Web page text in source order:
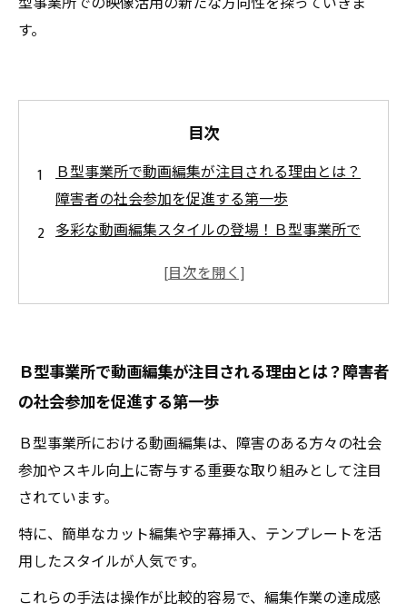
す。
目次
Ｂ型事業所で動画編集が注目される理由とは？
障害者の社会参加を促進する第一歩
多彩な動画編集スタイルの登場！Ｂ型事業所で
編集プロセスの工夫とその効果〜Ｂ型事業所な
割とは？現場の声から学ぶ実践例
変わるＢ型事業所の動画編集業務〜現状分析か
ら見える新たな可能性と未来像〜
障害者のための動画編集人気スタイル総まと
め！今押さえておきたいポイントとは？
動画編集で広がるＢ型事業所の未来〜成功事例
から読み解く映像活用のこれから〜
Ｂ型事業所で動画編集が注目される理由とは？障害者
の社会参加を促進する第一歩
Ｂ型事業所における動画編集は、障害のある方々の社会
参加やスキル向上に寄与する重要な取り組みとして注目
されています。
特に、簡単なカット編集や字幕挿入、テンプレートを活
用したスタイルが人気です。
これらの手法は操作が比較的容易で、編集作業の達成感